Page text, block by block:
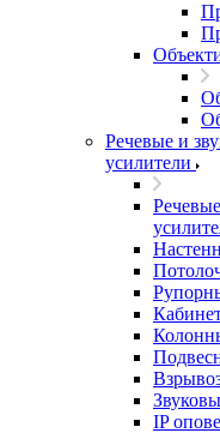
Речевые и
усилители
IP